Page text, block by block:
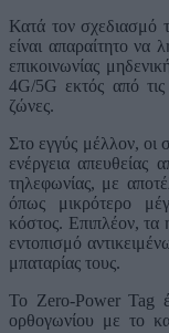
Κατά τον σχεδιασμό
είναι απαραίτητο
επικοινωνίας
4G/5G εκτός από τις
ζώνες.
Στο εγγύς μέλλον, οι
ενέργεια
τηλεφωνίας, με
όπως μικρότερο
κόστος. Επιπλέον, τα
εντοπισμό
μπαταρίας τους.
Το Zero-Power Tag
ορθογωνίου με το